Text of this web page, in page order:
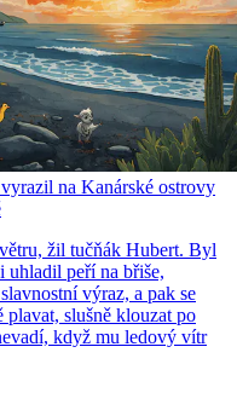
na Kanárské ostrovy
žil tučňák Hubert. Byl
uhladil peří na břiše,
výraz, a pak se
slušně klouzat po
když mu ledový vítr